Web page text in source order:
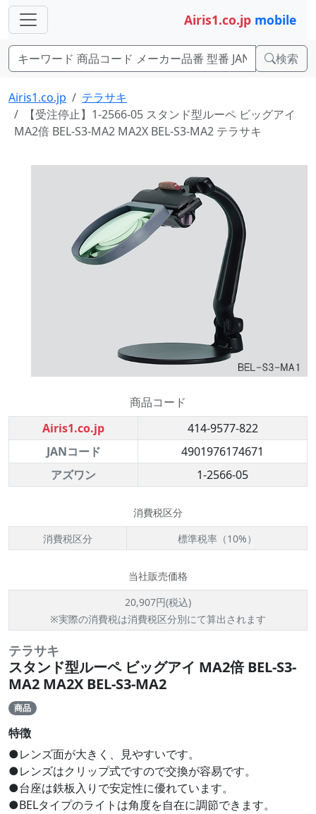
Airis1.co.jp mobile
検索
Airis1.co.jp
テラサキ
【受注停止】1-2566-05 スタンド型ルーペ ビッグアイ
MA2倍 BEL-S3-MA2 MA2X BEL-S3-MA2 テラサキ
商品コード
Airis1.co.jp
414-9577-822
JANコード
4901976174671
アズワン
1-2566-05
消費税区分
消費税区分
標準税率（10%）
当社販売価格
20,907円(税込)
※実際の消費税は消費税区分別にて算出されます
テラサキ
スタンド型ルーペ ビッグアイ MA2倍 BEL-S3-
MA2 MA2X BEL-S3-MA2
商品
特徴
●レンズ面が大きく、見やすいです。
●レンズはクリップ式ですので交換が容易です。
●台座は鉄板入りで安定性に優れています。
●BELタイプのライトは角度を自在に調節できます。